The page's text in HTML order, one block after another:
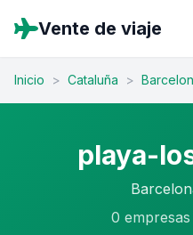
Vente de viaje
Inicio > Cataluña >
playa-
0